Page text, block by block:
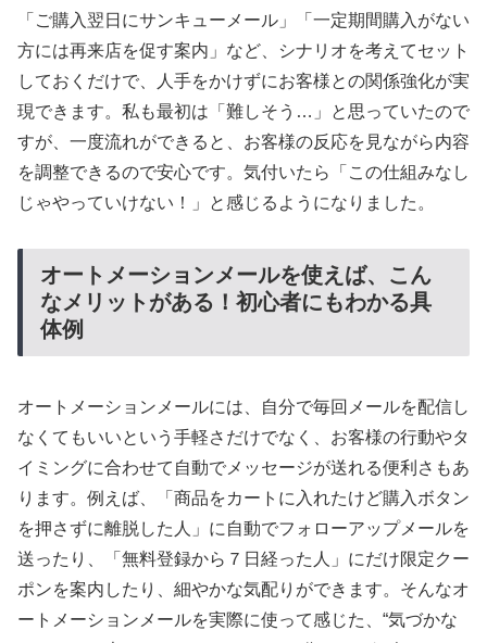
「ご購入翌日にサンキューメール」「一定期間購入がない
方には再来店を促す案内」など、シナリオを考えてセット
しておくだけで、人手をかけずにお客様との関係強化が実
現できます。私も最初は「難しそう…」と思っていたので
すが、一度流れができると、お客様の反応を見ながら内容
を調整できるので安心です。気付いたら「この仕組みなし
じゃやっていけない！」と感じるようになりました。
オートメーションメールを使えば、こん
なメリットがある！初心者にもわかる具
体例
オートメーションメールには、自分で毎回メールを配信し
なくてもいいという手軽さだけでなく、お客様の行動やタ
イミングに合わせて自動でメッセージが送れる便利さもあ
ります。例えば、「商品をカートに入れたけど購入ボタン
を押さずに離脱した人」に自動でフォローアップメールを
送ったり、「無料登録から７日経った人」にだけ限定クー
ポンを案内したり、細やかな気配りができます。そんなオ
ートメーションメールを実際に使って感じた、“気づかな